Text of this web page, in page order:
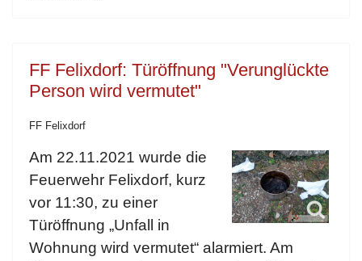
FF Felixdorf: Türöffnung "Verunglückte
Person wird vermutet"
FF Felixdorf
Am 22.11.2021 wurde die
Feuerwehr Felixdorf, kurz
vor 11:30, zu einer
Türöffnung „Unfall in
Wohnung wird vermutet“ alarmiert. Am